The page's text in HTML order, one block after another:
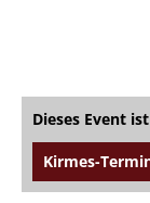
Dieses Event
Kirmes-